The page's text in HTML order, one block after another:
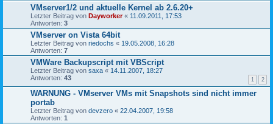
VMserver1/2 und aktuelle Kernel ab 2.6.20+
Letzter Beitrag von Dayworker« 11.09.2011, 17:53
Antworten: 3
VMserver on Vista 64bit
Letzter Beitrag von riedochs « 19.05.2008, 16:28
Antworten: 7
VMWare Backupscript mit VBScript
Letzter Beitrag von saxa « 14.11.2007, 18:27
Antworten: 43 1 2
WARNUNG - VMserver VMs mit Snapshots sind nicht immer
portab
Letzter Beitrag von devzero « 22.04.2007, 19:58
Antworten: 1